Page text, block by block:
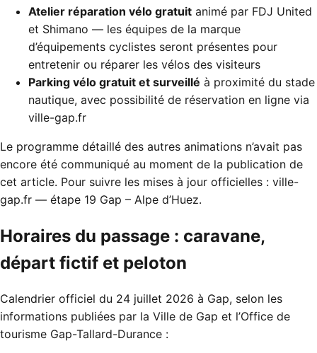
Atelier réparation vélo gratuit animé par FDJ United
et Shimano — les équipes de la marque
d’équipements cyclistes seront présentes pour
entretenir ou réparer les vélos des visiteurs
Parking vélo gratuit et surveillé à proximité du stade
nautique, avec possibilité de réservation en ligne via
ville-gap.fr
Le programme détaillé des autres animations n’avait pas
encore été communiqué au moment de la publication de
cet article. Pour suivre les mises à jour officielles : ville-
gap.fr — étape 19 Gap – Alpe d’Huez.
Horaires du passage : caravane,
départ fictif et peloton
Calendrier officiel du 24 juillet 2026 à Gap, selon les
informations publiées par la Ville de Gap et l’Office de
tourisme Gap-Tallard-Durance :